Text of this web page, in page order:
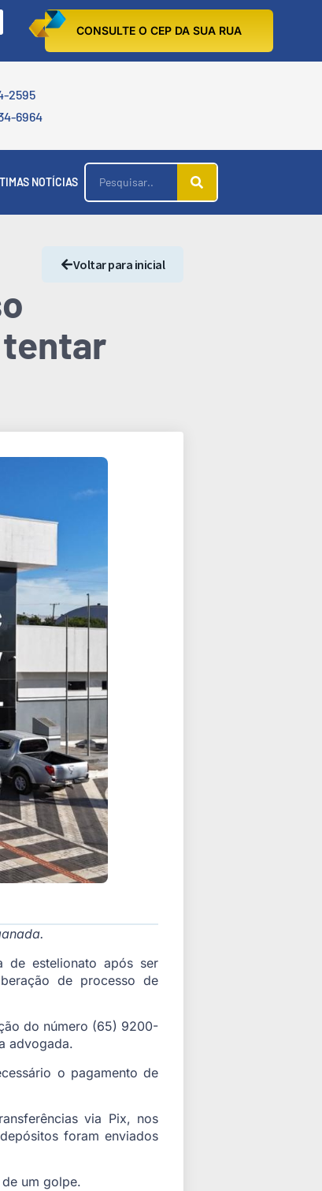
CONSULTE O CEP DA SUA RUA
2595
6964
NOTÍCIAS
Voltar para inicial
tentar
de estelionato após ser
de processo de
do número (65) 9200-
advogada.
o pagamento de
via Pix, nos
foram enviados
um golpe.